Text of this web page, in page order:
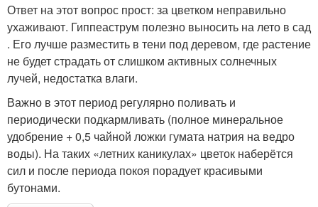
Ответ на этот вопрос прост: за цветком неправильно
ухаживают. Гиппеаструм полезно выносить на лето в сад
. Его лучше разместить в тени под деревом, где растение
не будет страдать от слишком активных солнечных
лучей, недостатка влаги.
Важно в этот период регулярно поливать и
периодически подкармливать (полное минеральное
удобрение + 0,5 чайной ложки гумата натрия на ведро
воды). На таких «летних каникулах» цветок наберётся
сил и после периода покоя порадует красивыми
бутонами.